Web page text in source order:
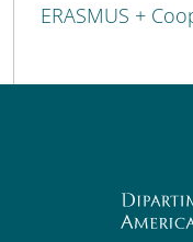
ERASMUS +